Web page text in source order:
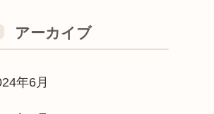
アーカイブ
年6月